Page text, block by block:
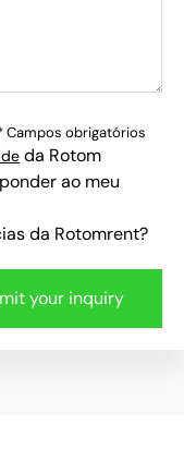
Campos obrigatórios
da Rotom
ao meu
da Rotomrent?